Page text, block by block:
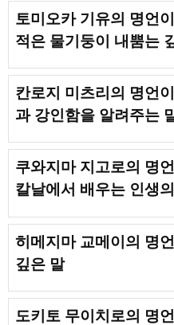
토미오카 기유의 명언
적은 물기둥이 내뿜는
칸로지 미츠리의 명언
과 강인함을 알려주는
쿠와지마 지고로의 명
칼날에서 배우는 인생
히메지마 교메이의 명
깊은 말
도키토 무이치로의 명